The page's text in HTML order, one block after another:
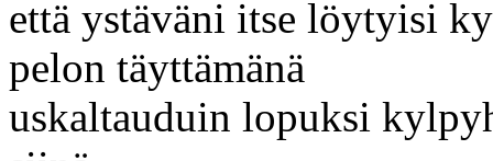
että ystäväni itse löytyisi
pelon täyttämänä
uskaltauduin lopuksi